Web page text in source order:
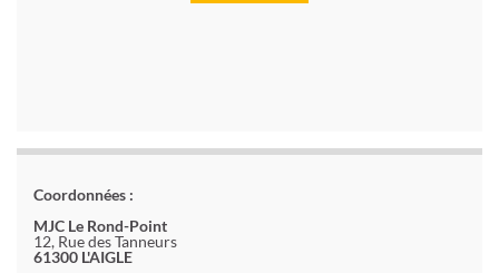
Coordonnées :
MJC Le Rond-Point
12, Rue des Tanneurs
61300 L'AIGLE